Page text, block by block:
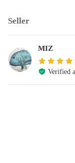
Seller
MIZ
Verified